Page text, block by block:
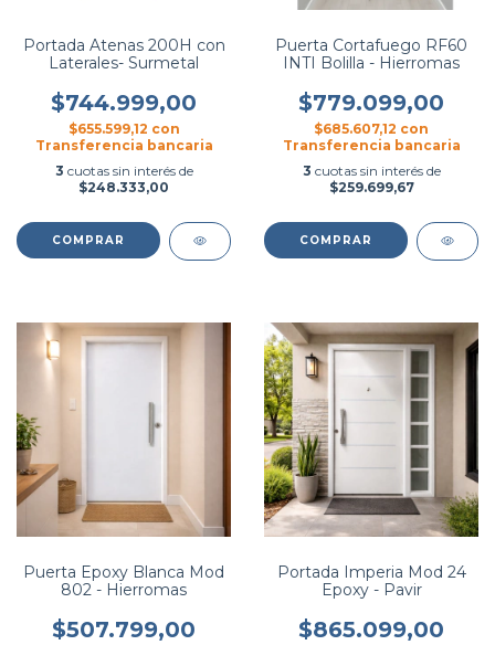
Portada Atenas 200H con
Laterales- Surmetal
$744.999,00
$655.599,12 con
Transferencia bancaria
3 cuotas sin interés de
$248.333,00
COMPRAR
Puerta Cortafuego RF60
INTI Bolilla - Hierromas
$779.099,00
$685.607,12 con
Transferencia bancaria
3 cuotas sin interés de
$259.699,67
COMPRAR
Puerta Epoxy Blanca Mod
802 - Hierromas
$507.799,00
Portada Imperia Mod 24
Epoxy - Pavir
$865.099,00